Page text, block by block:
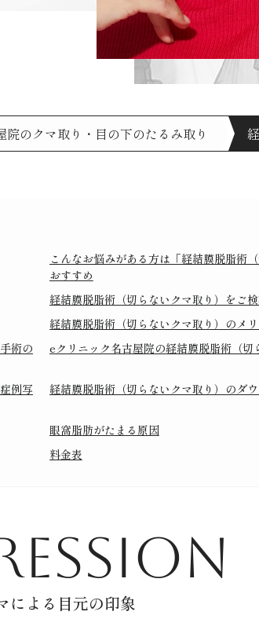
院のクマ取り・目の下のたるみ取り
こんなお悩みがある方は「経結膜脱脂術
おすすめ
経結膜脱脂術（切らないクマ取り）をご
経結膜脱脂術（切らないクマ取り）のメリ
術の
eクリニック名古屋院の経結膜脱脂術（切
例写
経結膜脱脂術（切らないクマ取り）のダ
眼窩脂肪がたまる原因
料金表
による目元の印象